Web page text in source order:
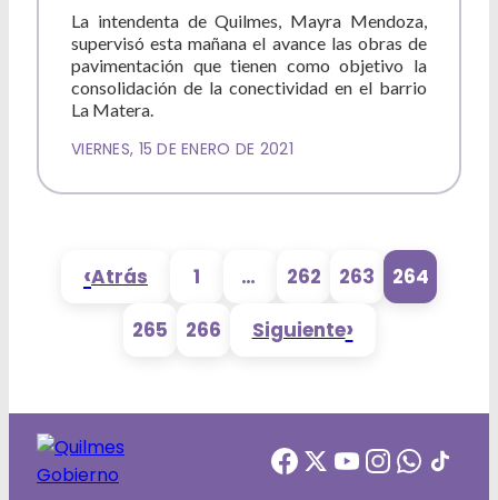
La intendenta de Quilmes, Mayra Mendoza,
supervisó esta mañana el avance las obras de
pavimentación que tienen como objetivo la
consolidación de la conectividad en el barrio
La Matera.
VIERNES, 15 DE ENERO DE 2021
‹Atrás 1 … 262 263
264
265
266 Siguiente›